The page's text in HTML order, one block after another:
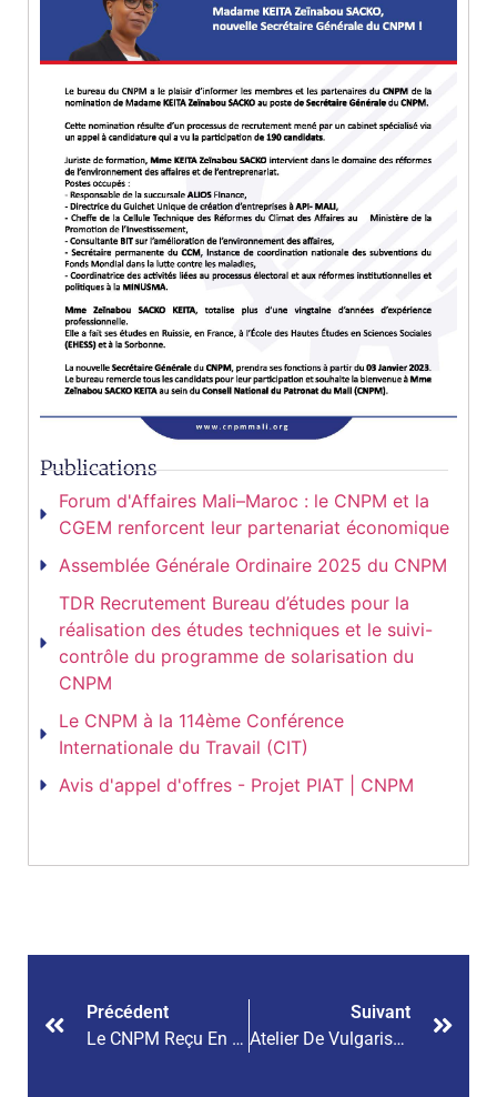
Publications
Forum d'Affaires Mali–Maroc : le CNPM et la
CGEM renforcent leur partenariat économique
Assemblée Générale Ordinaire 2025 du CNPM
TDR Recrutement Bureau d’études pour la
réalisation des études techniques et le suivi-
contrôle du programme de solarisation du
CNPM
Le CNPM à la 114ème Conférence
Internationale du Travail (CIT)
Avis d'appel d'offres - Projet PIAT | CNPM
Précédent
Le CNPM Reçu En Audience À La Primature
Suivant
Atelier De Vulgarisation Du Contenu Local Dans Le Secteur Minier Et Lancement De La Plateforme BSTP-Mali